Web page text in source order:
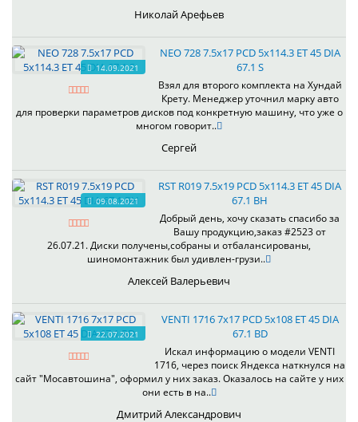
Николай Арефьев
14.09.2021
NEO 728 7.5x17 PCD 5x114.3 ET 45 DIA
67.1 S
Взял для второго комплекта на Хундай
Крету. Менеджер уточнил марку авто
для проверки параметров дисков под конкретную машину, что уже о
многом говорит..
Сергей
09.08.2021
RST R019 7.5x19 PCD 5x114.3 ET 45 DIA
67.1 BH
Добрый день, хочу сказать спасибо за
Вашу продукцию,заказ #2523 от
26.07.21. Диски получены,собраны и отбалансированы,
шиномонтажник был удивлен-грузи..
Алексей Валерьевич
22.07.2021
VENTI 1716 7x17 PCD 5x108 ET 45 DIA
67.1 BD
Искал информацию о модели VENTI
1716, через поиск Яндекса наткнулся на
сайт "Мосавтошина", оформил у них заказ. Оказалось на сайте у них
они есть в на..
Дмитрий Александрович